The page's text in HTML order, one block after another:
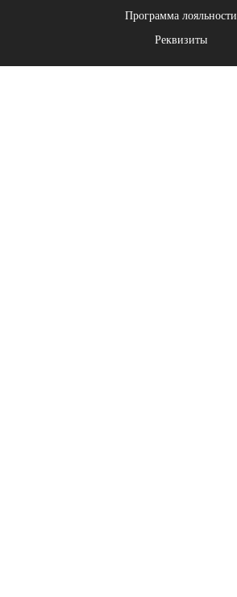
Программа лояльности
Реквизиты